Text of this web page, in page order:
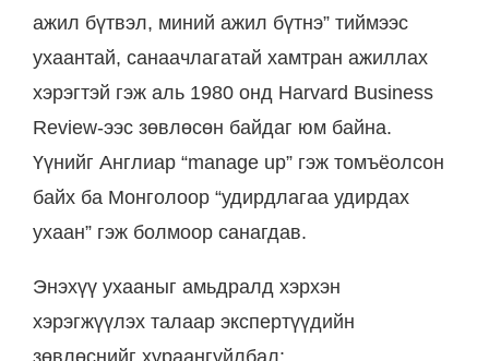
ажил бүтвэл, миний ажил бүтнэ” тиймээс
ухаантай, санаачлагатай хамтран ажиллах
хэрэгтэй гэж аль 1980 онд Harvard Business
Review-ээс зөвлөсөн байдаг юм байна.
Үүнийг Англиар “manage up” гэж томъёолсон
байх ба Монголоор “удирдлагаа удирдах
ухаан” гэж болмоор санагдав.
Энэхүү ухааныг амьдралд хэрхэн
хэрэгжүүлэх талаар экспертүүдийн
зөвлөснийг хураангуйлбал: